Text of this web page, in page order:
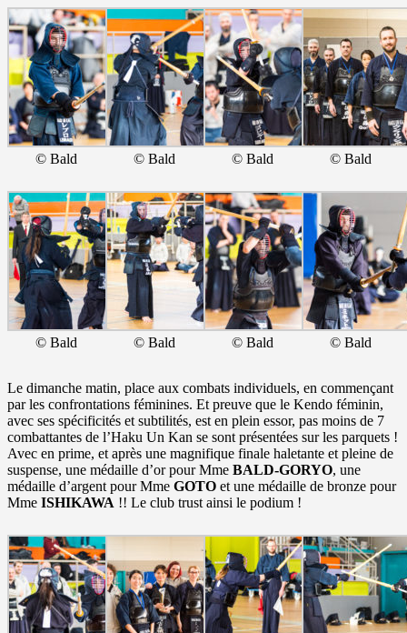
© Bald © Bald © Bald © Bald
© Bald © Bald © Bald © Bald
Le dimanche matin, place aux combats individuels, en commençant
par les confrontations féminines. Et preuve que le Kendo féminin,
avec ses spécificités et subtilités, est en plein essor, pas moins de 7
combattantes de l’Haku Un Kan se sont présentées sur les parquets !
Avec en prime, et après une magnifique finale haletante et pleine de
suspense, une médaille d’or pour Mme BALD-GORYO, une
médaille d’argent pour Mme GOTO et une médaille de bronze pour
Mme ISHIKAWA !! Le club trust ainsi le podium !